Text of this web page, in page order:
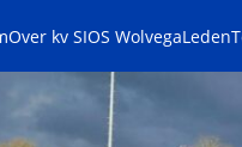
Over kv SIOS WolvegaLeden